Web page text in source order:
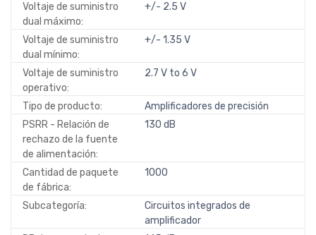
Voltaje de suministro
dual máximo:
+/- 2.5 V
Voltaje de suministro
dual mínimo:
+/- 1.35 V
Voltaje de suministro
operativo:
2.7 V to 6 V
Tipo de producto:
Amplificadores de precisión
PSRR - Relación de
rechazo de la fuente
de alimentación:
130 dB
Cantidad de paquete
de fábrica:
1000
Subcategoría:
Circuitos integrados de
amplificador